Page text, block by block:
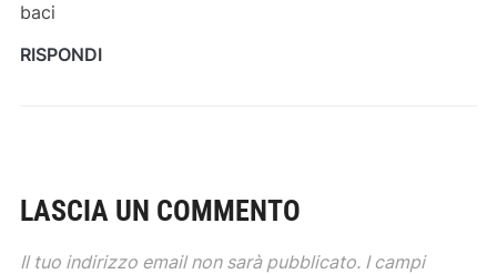
baci
RISPONDI
LASCIA UN COMMENTO
Il tuo indirizzo email non sarà pubblicato. I campi